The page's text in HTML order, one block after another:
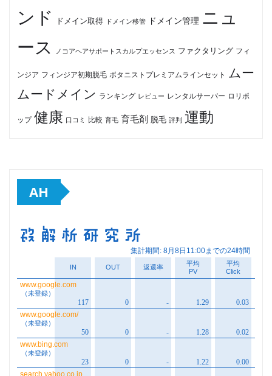
ンド
ドメイン取得 ドメイン移管 ドメイン管理 ニュ
ース
ノコアヘアサポートスカルプエッセンス ファクタリング フィ
ンジア フィンジア初期脱毛 ボタニストプレミアムラインセット
ムー
ムードメイン ランキング レビュー レンタルサーバー ロリポ
ップ 健康 口コミ 比較 育毛 育毛剤 脱毛 評判 運動
AH